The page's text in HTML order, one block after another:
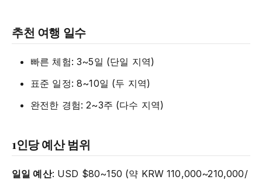
추천 여행 일수
빠른 체험: 3~5일 (단일 지역)
표준 일정: 8~10일 (두 지역)
완전한 경험: 2~3주 (다수 지역)
1인당 예산 범위
일일 예산: USD $80~150 (약 KRW 110,000~210,000/